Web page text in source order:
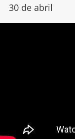
30 de abril